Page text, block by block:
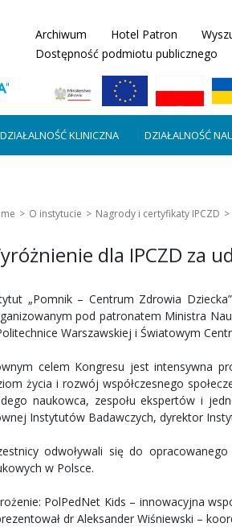
Archiwum Hotel Patron
Dostępność podmiotu publicznego
DZIAŁALNOŚĆ KLINICZNA DZIAŁALNOŚĆ
O instytucie Nagrody i certyfikaty IPCZD
dla IPCZD za
„Pomnik – Centrum Zdrowia
pod patronatem Ministra
Warszawskiej i Światowym
celem Kongresu jest intensywna
życia i rozwój współczesnego
naukowca, zespołu ekspertów i
Instytutów Badawczych, dyrektor
odwoływali się do
w Polsce.
PolPedNet Kids – innowacyjna
dr Aleksander Wiśniewski –